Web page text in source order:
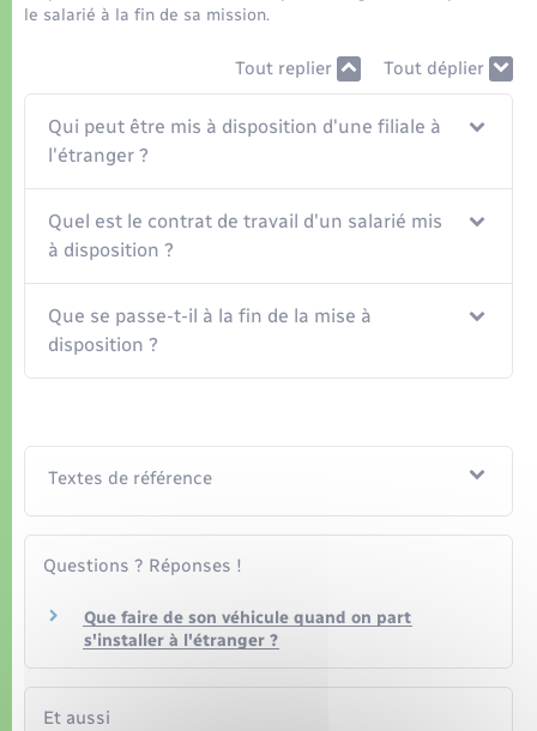
Numérique
Organisation d’événement
Sécurité - Prévention
Commerces - Entreprises - Emploi
Voirie et espace public
le salarié à la fin de sa mission.
Tout replier Tout déplier
Qui peut être mis à disposition d'une filiale à
l'étranger ?
Quel est le contrat de travail d'un salarié mis
à disposition ?
Que se passe-t-il à la fin de la mise à
disposition ?
Textes de référence
Questions ? Réponses !
Que faire de son véhicule quand on part
s'installer à l'étranger ?
Et aussi